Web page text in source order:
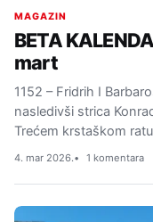
MAGAZIN
BETA
mart
1152 – Fridrih I
nasledivši strica
Trećem krstaškom
4. mar 2026. 1 komentara